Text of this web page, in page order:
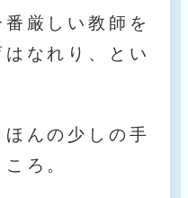
厳しい教師を
なれり、とい
んの少しの手
ろ。